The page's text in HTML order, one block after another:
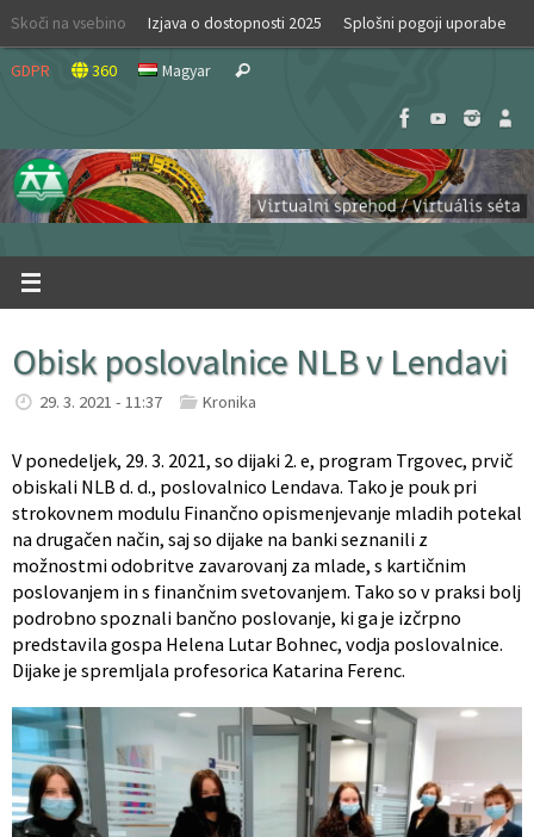
Skip
content
Skoči na vsebino Izjava o dostopnosti 2025 Splošni pogoji uporabe
GDPR 360 Magyar Search
Obisk poslovalnice NLB v Lendavi
29. 3. 2021 - 11:37 Kronika
V ponedeljek, 29. 3. 2021, so dijaki 2. e, program Trgovec, prvič
obiskali NLB d. d., poslovalnico Lendava. Tako je pouk pri
strokovnem modulu Finančno opismenjevanje mladih potekal
na drugačen način, saj so dijake na banki seznanili z
možnostmi odobritve zavarovanj za mlade, s kartičnim
poslovanjem in s finančnim svetovanjem. Tako so v praksi bolj
podrobno spoznali bančno poslovanje, ki ga je izčrpno
predstavila gospa Helena Lutar Bohnec, vodja poslovalnice.
Dijake je spremljala profesorica Katarina Ferenc.